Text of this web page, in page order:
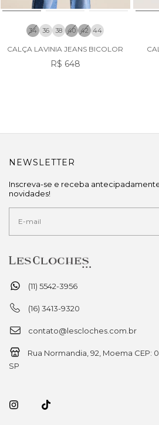
34 36 38 40 42 44
CALÇA LAVINIA JEANS BICOLOR
R$ 648
(11) 5542-3956
(16) 3413-9320
contato@lescloches.com.br
Rua Normandia, 92, Moema CEP:
SP
NEWSLETTER
Inscreva-se e receba antecipadamente
novidades!